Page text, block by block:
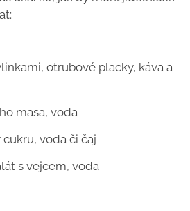
otrubové placky, káva a
masa, voda
voda či čaj
s vejcem, voda